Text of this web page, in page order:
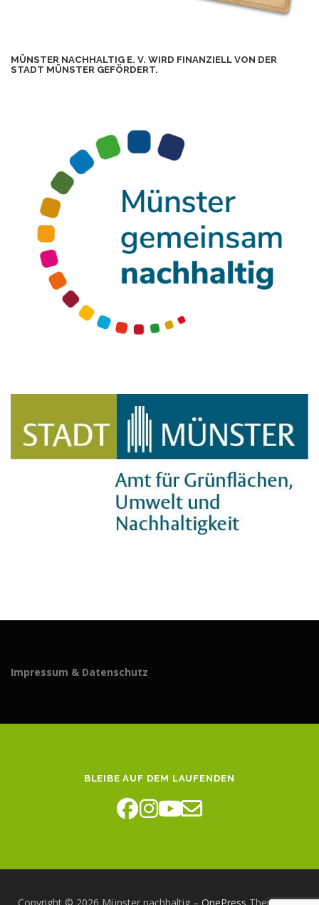
MÜNSTER NACHHALTIG E. V. WIRD FINANZIELL VON DER
STADT MÜNSTER GEFÖRDERT.
Impressum & Datenschutz
BLEIBE AUF DEM LAUFENDEN